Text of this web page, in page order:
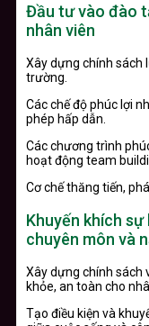
Đầu tư vào đào
nhân viên
Xây dựng chính sách
trường.
Các chế độ phúc lợi
phép hấp dẫn.
Các chương trình
hoạt động team
Cơ chế thăng tiến,
Khuyến khích
chuyên môn và
Xây dựng chính sách
khỏe, an toàn cho
Tạo điều kiện và